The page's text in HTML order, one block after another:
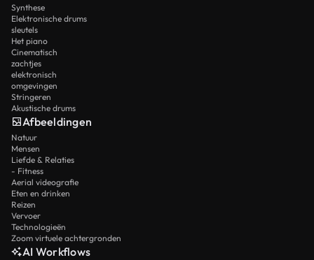
Synthese
Elektronische drums
sleutels
Het piano
Cinematisch
zachtjes
elektronisch
omgevingen
Stringeren
Akustische drums
Afbeeldingen
Natuur
Mensen
Liefde & Relaties
- Fitness
Aerial videografie
Eten en drinken
Reizen
Vervoer
Technologieën
Zoom virtuele achtergronden
AI Workflows